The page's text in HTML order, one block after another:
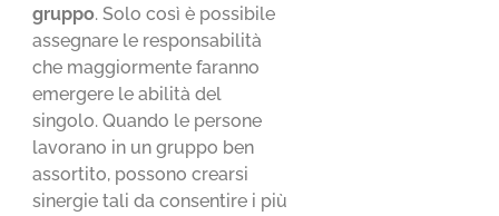
gruppo. Solo così è possibile
assegnare le responsabilità
che maggiormente faranno
emergere le abilità del
singolo. Quando le persone
lavorano in un gruppo ben
assortito, possono crearsi
sinergie tali da consentire i più